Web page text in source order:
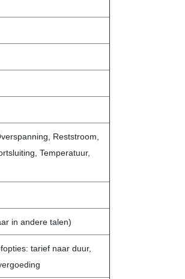
Reststroom,
Temperatuur,
in andere talen)
tarief naar duur,